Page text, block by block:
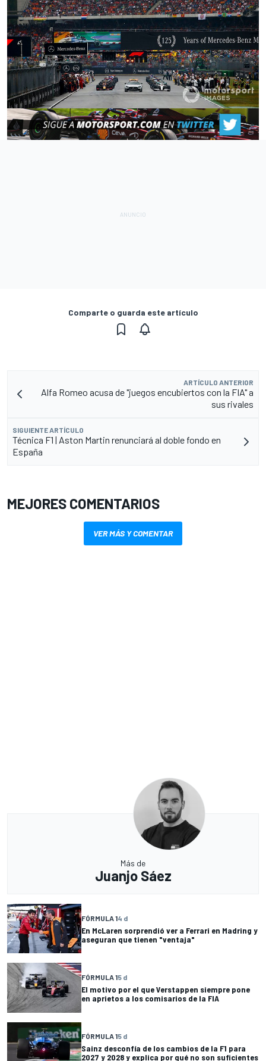
Comparte o guarda este artículo
ARTÍCULO ANTERIOR
Alfa Romeo acusa de "juegos encubiertos con la FIA" a
sus rivales
SIGUIENTE ARTÍCULO
Técnica F1 | Aston Martin renunciará al doble fondo en
España
MEJORES COMENTARIOS
VER MÁS Y COMENTAR
Más de
Juanjo Sáez
FÓRMULA 14 d
En McLaren sorprendió ver a Ferrari en Madring y
aseguran que tienen "ventaja"
FÓRMULA 15 d
El motivo por el que Verstappen siempre pone
en aprietos a los comisarios de la FIA
FÓRMULA 15 d
Sainz desconfía de los cambios de la F1 para
2027 y 2028 y explica por qué no son suficientes